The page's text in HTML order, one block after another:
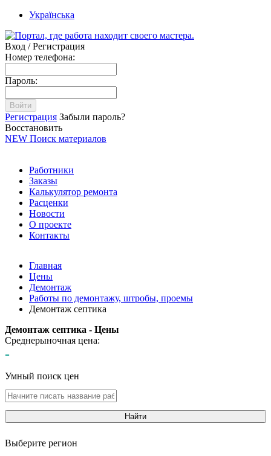
Українська
Вход / Регистрация
Номер телефона:
Пароль:
Войти
Регистрация Забыли пароль?
Восстановить
NEW Поиск материалов
Работники
Заказы
Калькулятор ремонта
Расценки
Новости
О проекте
Контакты
Главная
Цены
Демонтаж
Работы по демонтажу, штробы, проемы
Демонтаж септика
Демонтаж септика - Цены
Среднерыночная цена:
-
Умный поиск цен
Найти
Выберите регион